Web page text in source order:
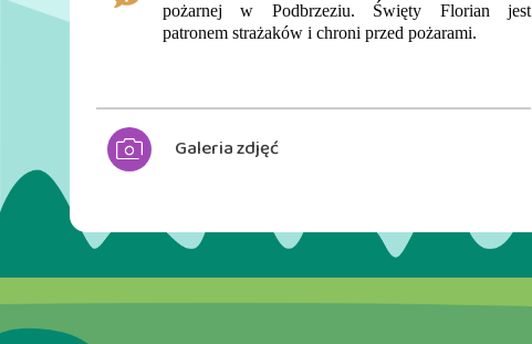
pożarnej w Podbrzeziu. Święty Florian jest
patronem strażaków i chroni przed pożarami.
Galeria zdjęć